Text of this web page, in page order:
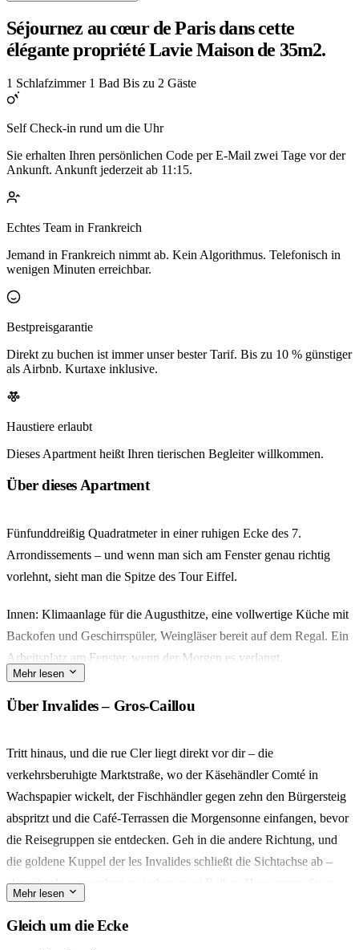
Séjournez au cœur de Paris dans cette
élégante propriété Lavie Maison de 35m2.
1 Schlafzimmer 1 Bad Bis zu 2 Gäste
Self Check-in rund um die Uhr
Sie erhalten Ihren persönlichen Code per E-Mail zwei Tage vor der
Ankunft. Ankunft jederzeit ab 11:15.
Echtes Team in Frankreich
Jemand in Frankreich nimmt ab. Kein Algorithmus. Telefonisch in
wenigen Minuten erreichbar.
Bestpreisgarantie
Direkt zu buchen ist immer unser bester Tarif. Bis zu 10 % günstiger
als Airbnb. Kurtaxe inklusive.
Haustiere erlaubt
Dieses Apartment heißt Ihren tierischen Begleiter willkommen.
Über dieses Apartment
Fünfunddreißig Quadratmeter in einer ruhigen Ecke des 7.
Arrondissements – und wenn man sich am Fenster genau richtig
vorlehnt, sieht man die Spitze des Tour Eiffel.
Innen: Klimaanlage für die Augusthitze, eine vollwertige Küche mit
Backofen und Geschirrspüler, Weingläser bereit auf dem Regal. Ein
Arbeitsplatz am Fenster, wenn der Morgen es verlangt,
Verdunkelungsvorhänge, wenn nicht.
Blumenstand, die Café-Tische, die um zehn Uhr auf den Gehweg
überquellen.
Ausgelegt für zwei Personen, wobei das Reisebett ein kleines
Drittes willkommen heißt. Was bleibt, ist der Nachhauseweg jeden
Abend, der erleuchtete Turm, der Schlüssel schon in der Tasche.
L'équipe ist eine Nachricht entfernt, wenn Sie uns brauchen.
Mehr lesen
Über Invalides – Gros-Caillou
Tritt hinaus, und die rue Cler liegt direkt vor dir – die
verkehrsberuhigte Marktstraße, wo der Käsehändler Comté in
Wachspapier wickelt, der Fischhändler gegen zehn den Bürgersteig
abspritzt und die Café-Terrassen die Morgensonne einfangen, bevor
die Reisegruppen sie entdecken. Geh in die andere Richtung, und
die goldene Kuppel der les Invalides schließt die Sichtachse ab –
absurd nah, eingerahmt zwischen zwei Reihen Haussmann-Stein.
Für den Kaffee: Touristenpfade meiden, stattdessen ins Malongo an
Mehr lesen
Gleich um die Ecke